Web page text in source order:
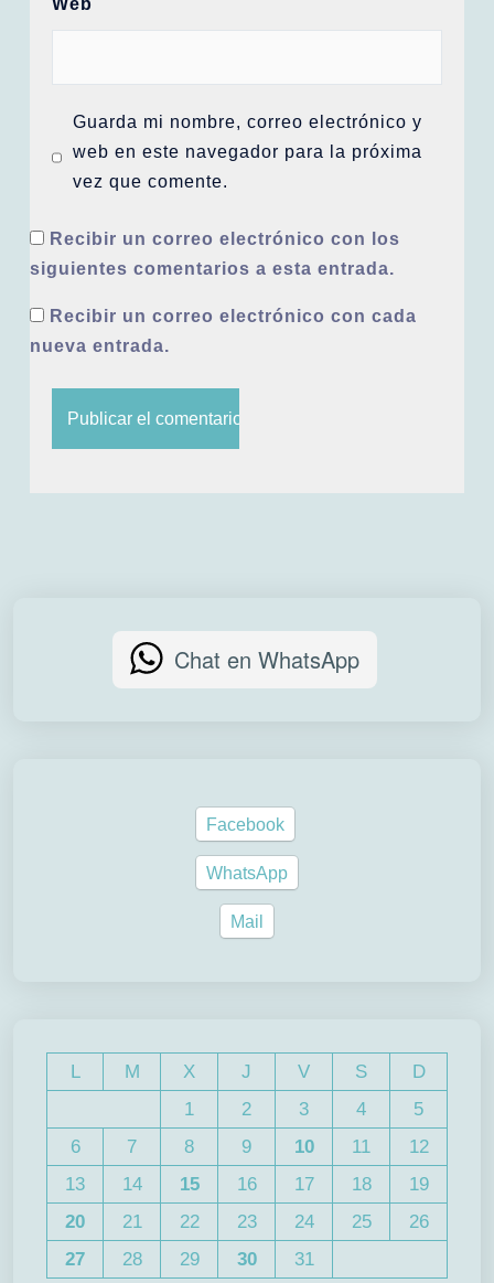
Web
Guarda mi nombre, correo electrónico y
web en este navegador para la próxima
vez que comente.
Recibir un correo electrónico con los
siguientes comentarios a esta entrada.
Recibir un correo electrónico con cada
nueva entrada.
Chat en WhatsApp
Facebook
WhatsApp
Mail
L M X J V S
D
1
2 3 4
5
6
7 8 9 10 11
12
13
14 15 16 17 18
19
20
21 22 23 24 25
26
27
28 29 30 31